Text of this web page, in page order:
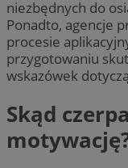
niezbędnych do
Ponadto, agencje
procesie
przygotowaniu
wskazówek
Skąd